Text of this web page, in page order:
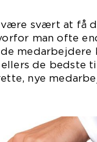
være svært at få
man ofte
medarbejdere
de bedste
nye